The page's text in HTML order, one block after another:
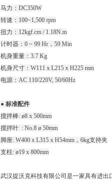
马力：DC350W
转速：100~1,500 rpm
扭力：12kgf.cm / 1.18N.m
计时器：0 ~ 99 Hr，59 Min
机身重量：3.7 Kg
机身尺寸：W111 x L215 x H225 mm
电源：AC 110/220V, 50/60Hz
● 标准配件
搅拌棒: ø8 x 500mm
搅拌叶 : No.8 ø 50mm
脚座: W400 x L315 x H54mm，6kg支持夹
支柱: ø19 x 800mm
武汉提沃克科技有限公司是一家具有进